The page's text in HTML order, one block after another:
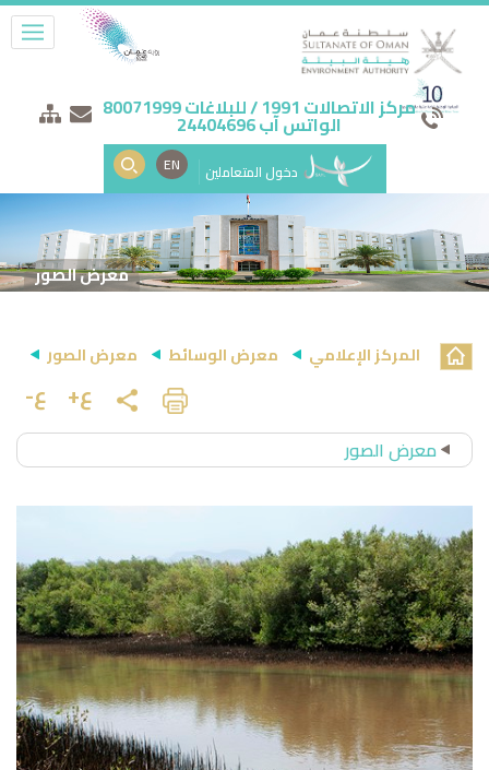
مركز الاتصالات 1991 / للبلاغات 80071999
الواتس آب 24404696
دخول المتعاملين EN
معرض الصور
المركز الإعلامي معرض الوسائط معرض الصور
ع+ ع-
معرض الصور